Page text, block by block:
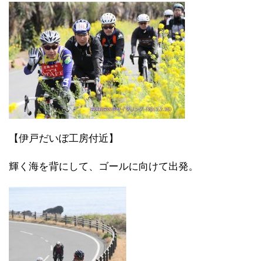
【伊戸だいぼ工房付近】
輝く海を背にして、ゴールに向けて出発。